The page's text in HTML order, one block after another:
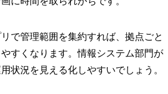
で管理範囲を集約すれば、拠点ごと
すくなります。情報システム部門が
状況を見える化しやすいでしょう。